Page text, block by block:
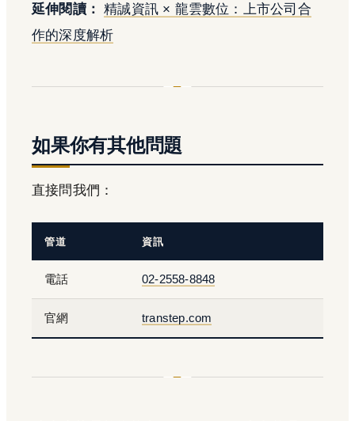
延伸閱讀： 精誠資訊 × 龍雲數位：上市公司合
作的深度解析
如果你有其他問題
直接問我們：
管道 資訊
電話 02-2558-8848
官網 transtep.com